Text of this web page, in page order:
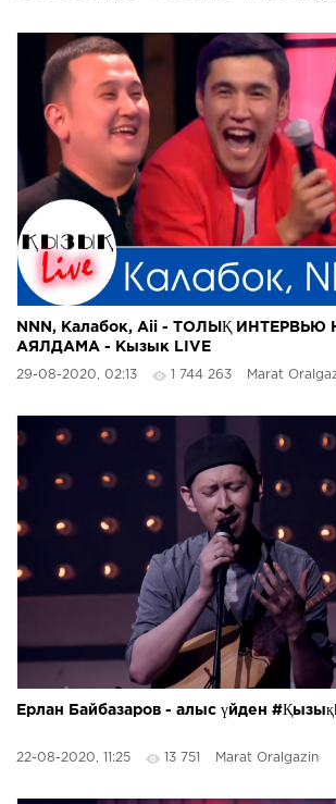
NNN, Калабок, Aii - ТОЛЫҚ ИНТЕРВЬЮ
АЯЛДАМА - Кызык LIVE
29-08-2020, 02:13 1 744 263 Marat
Ерлан Байбазаров - алыс үйден
22-08-2020, 11:25 13 751 Marat Oralgazin